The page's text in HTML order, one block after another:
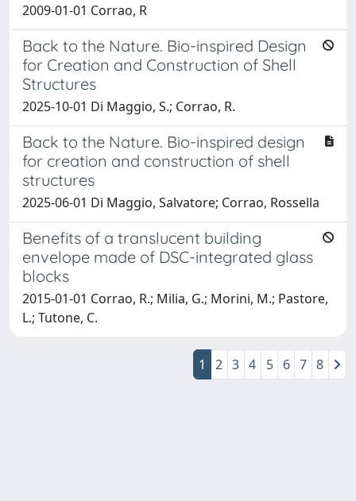
2009-01-01 Corrao, R
Back to the Nature. Bio-inspired Design
for Creation and Construction of Shell
Structures
2025-10-01 Di Maggio, S.; Corrao, R.
Back to the Nature. Bio-inspired design
for creation and construction of shell
structures
2025-06-01 Di Maggio, Salvatore; Corrao, Rossella
Benefits of a translucent building
envelope made of DSC-integrated glass
blocks
2015-01-01 Corrao, R.; Milia, G.; Morini, M.; Pastore,
L.; Tutone, C.
1 2 3 4 5 6 7 8